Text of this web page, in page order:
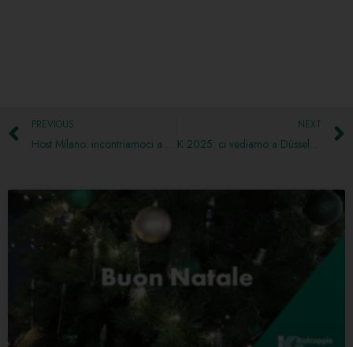
PREVIOUS
Host Milano: incontriamoci a Milano
NEXT
K 2025: ci vediamo a Düsseldorf